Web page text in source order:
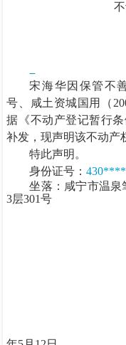
宋海华因保管不
号、咸土资城国用（
据《不动产登记暂行
补发，现声明该不动产
特此声明。
身份证号：
坐落： 咸宁市温泉
3层301号